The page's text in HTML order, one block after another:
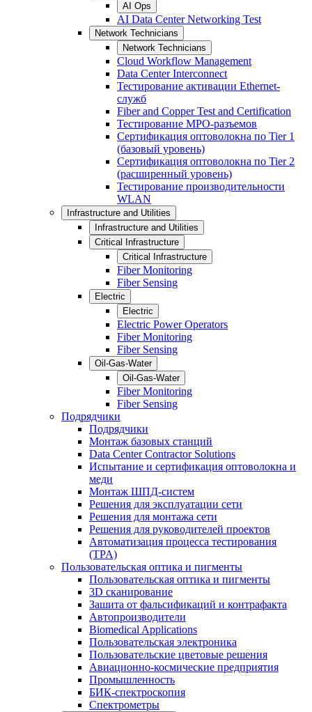
AI Ops
AI Data Center Networking Test
Network Technicians
Network Technicians
Cloud Workflow Management
Data Center Interconnect
Тестирование активации Ethernet-
служб
Fiber and Copper Test and Certification
Тестирование МРО-разъемов
Сертификация оптоволокна по Tier 1
(базовый уровень)
Сертификация оптоволокна по Tier 2
(расширенный уровень)
Тестирование производительности
WLAN
Infrastructure and Utilities
Infrastructure and Utilities
Critical Infrastructure
Critical Infrastructure
Fiber Monitoring
Fiber Sensing
Electric
Electric
Electric Power Operators
Fiber Monitoring
Fiber Sensing
Oil-Gas-Water
Oil-Gas-Water
Fiber Monitoring
Fiber Sensing
Подрядчики
Подрядчики
Монтаж базовых станций
Data Center Contractor Solutions
Испытание и сертификация оптоволокна и
меди
Монтаж ШПД-систем
Решения для эксплуатации сети
Решения для монтажа сети
Решения для руководителей проектов
Автоматизация процесса тестирования
(TPA)
Пользовательская оптика и пигменты
Пользовательская оптика и пигменты
3D сканирование
Зашита от фальсификаций и контрафакта
Автопроизводители
Biomedical Applications
Пользовательская электроника
Пользовательские цветовые решения
Авиационно-космические предприятия
Промышленность
БИК-спектроскопия
Спектрометры